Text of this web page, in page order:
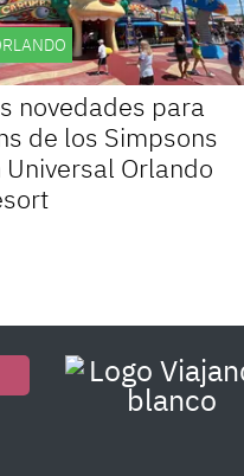
novedades para
de los Simpsons
Universal Orlando